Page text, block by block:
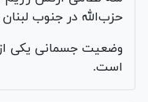
حزب‌الله در جنوب
وضعیت جسمانی یکی
است.